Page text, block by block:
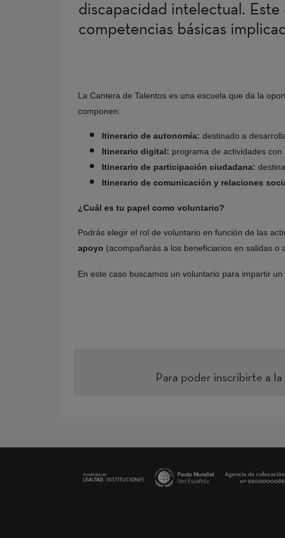
discapacidad intelectual.
competencias básicas
La Cantera de Talentos es una escuela que da la
componen:
Itinerario de autonomía: destinado a
Itinerario digital: programa de actividades
Itinerario de participación ciudadana:
Itinerario de comunicación y relaciones
¿Cuál es tu papel como voluntario?
Podrás elegir el rol de voluntario en función de las
apoyo (acompañarás a los beneficiarios en salidas o
En este caso buscamos un voluntario para impartir
Para poder inscribirte a